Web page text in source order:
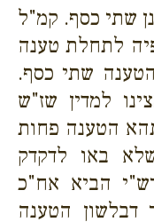
שתי כסף. קמ"ל
לתחלת טענה
שתי כסף.
למדין שז"ש
הטענה פחות
באו לדקדק
הביא אח"כ
דבלשון הטענה